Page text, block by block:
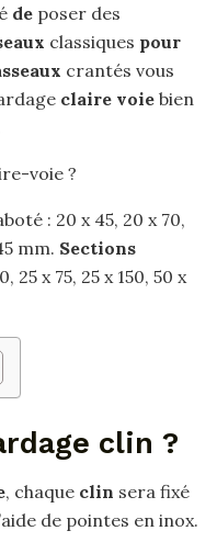
de poser des
classiques pour
crantés vous
claire voie bien
voie ?
: 20 x 45, 20 x 70,
mm. Sections
25 x 75, 25 x 150, 50 x
clin ?
, chaque clin sera fixé
de pointes en inox.